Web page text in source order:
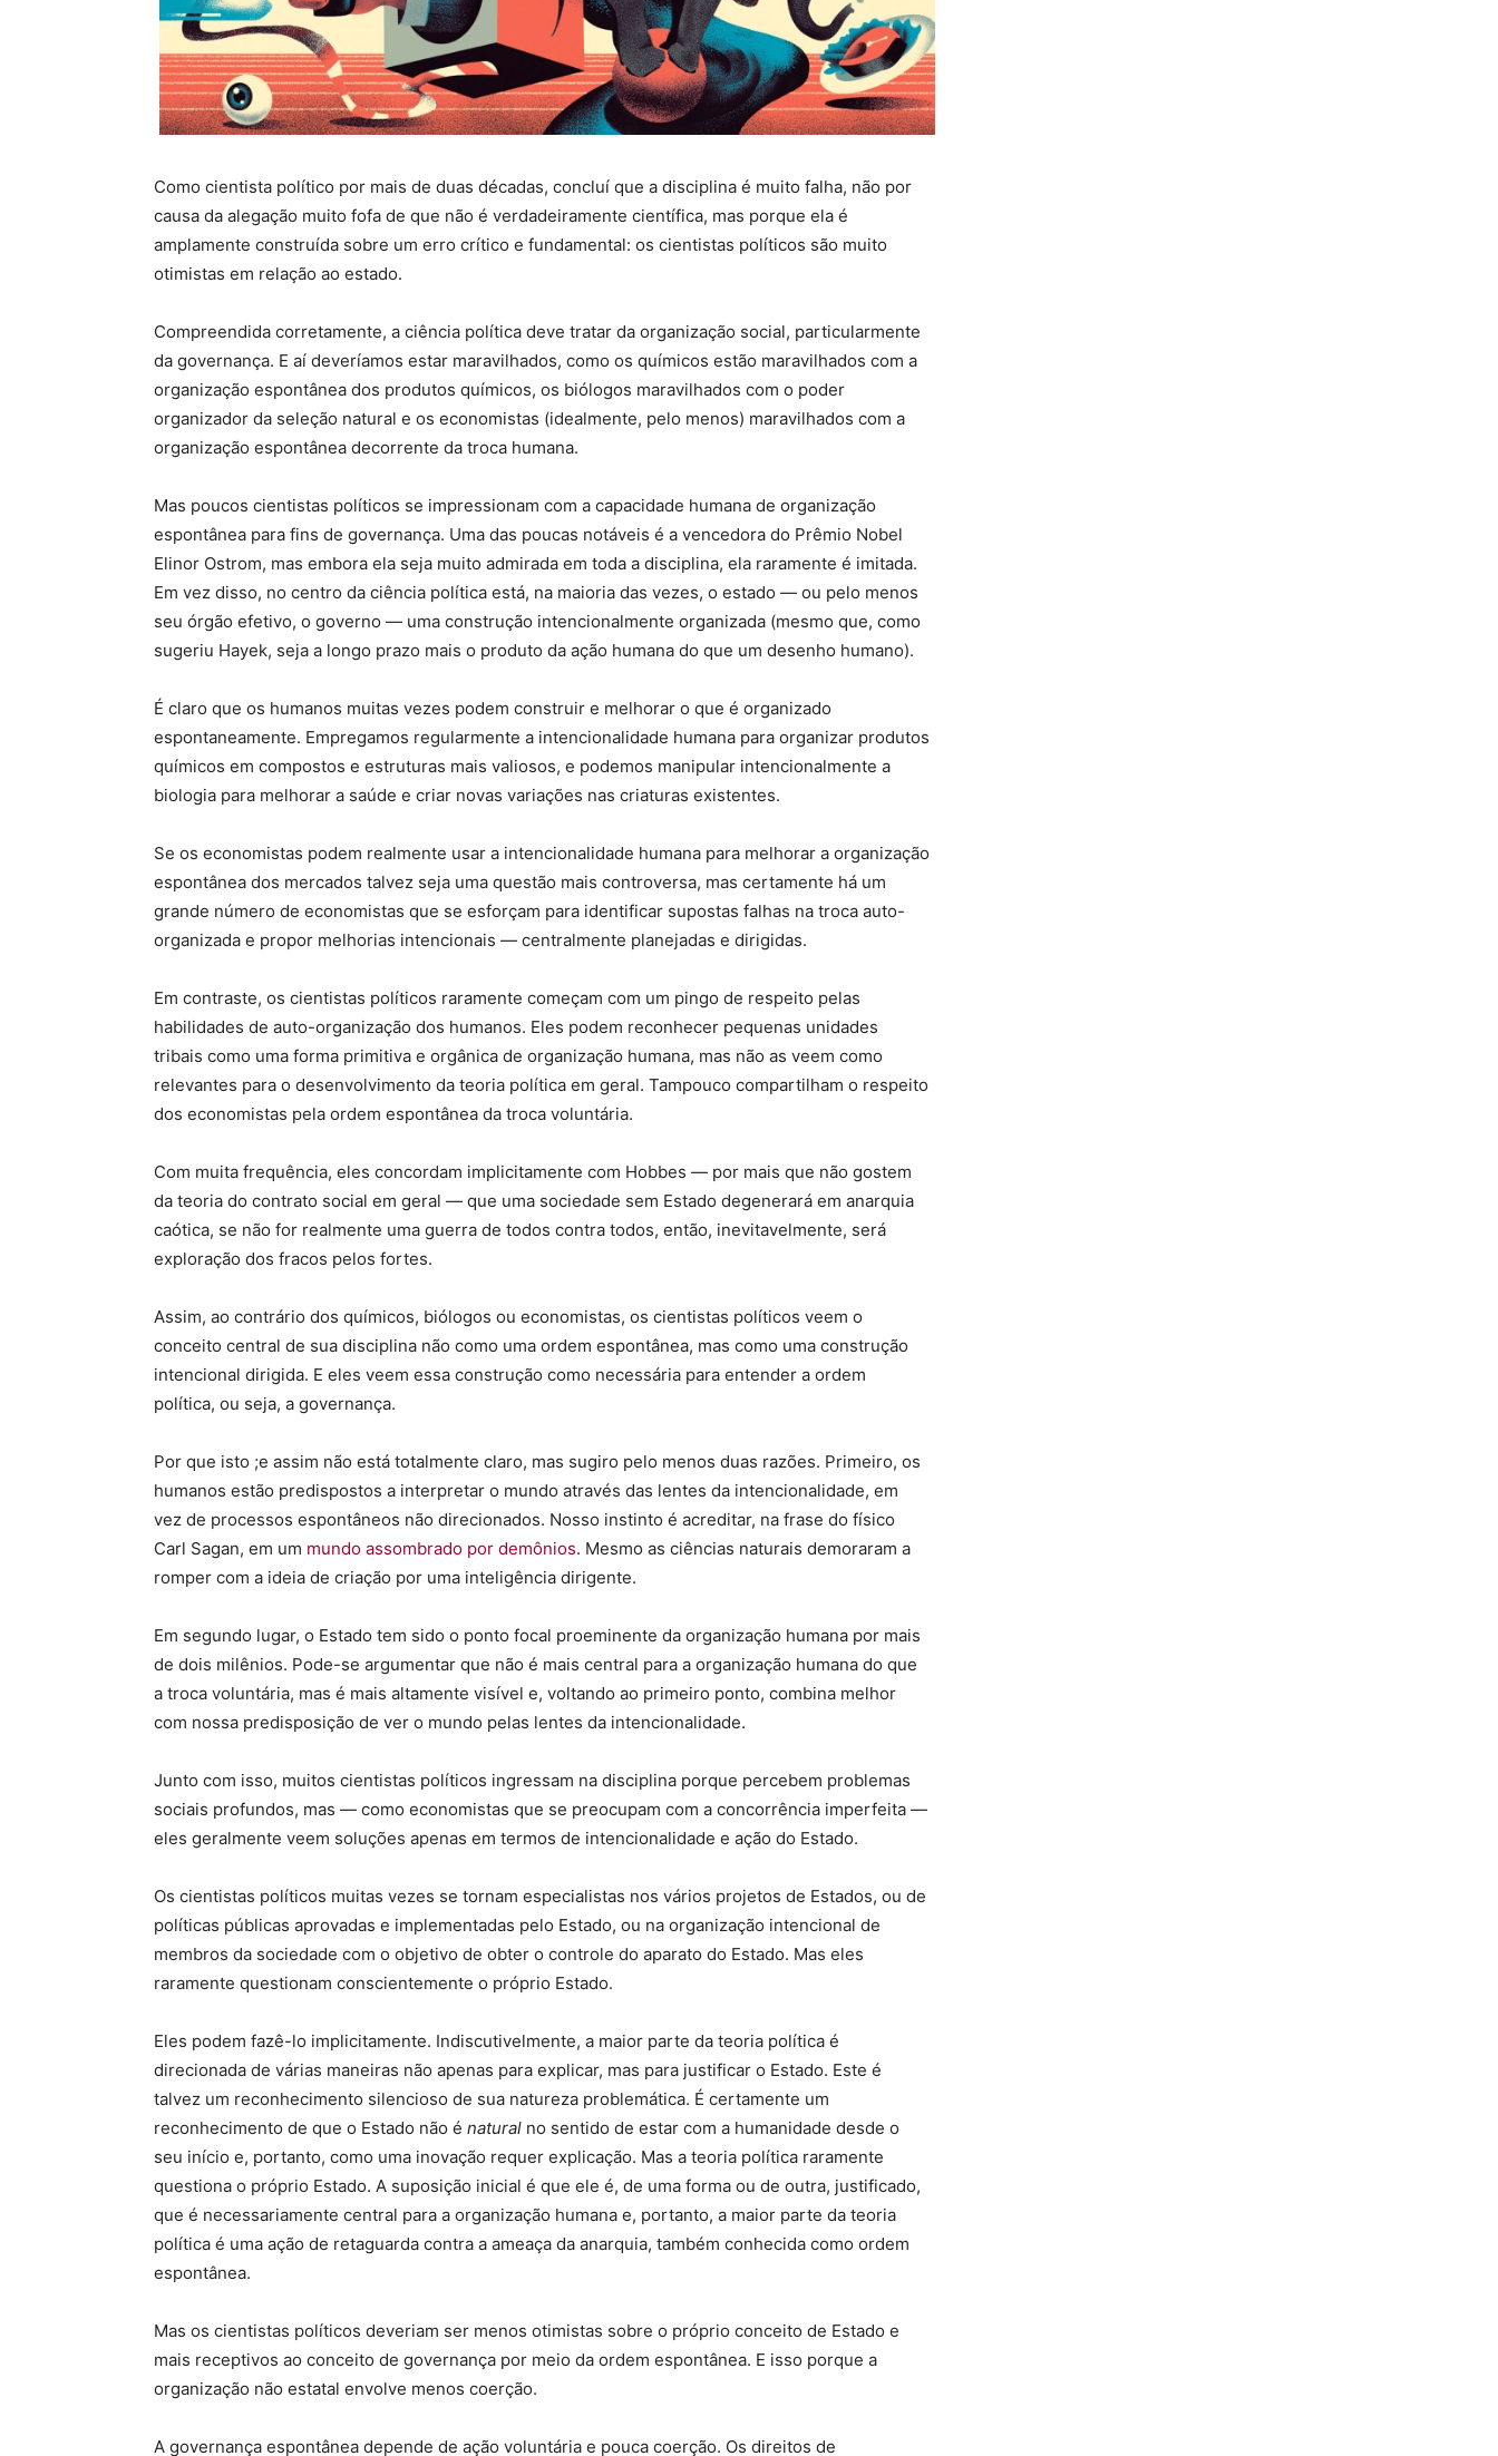
Como cientista político por mais de duas décadas, concluí que a disciplina é muito falha, não por
causa da alegação muito fofa de que não é verdadeiramente científica, mas porque ela é
amplamente construída sobre um erro crítico e fundamental: os cientistas políticos são muito
otimistas em relação ao estado.
Compreendida corretamente, a ciência política deve tratar da organização social, particularmente
da governança. E aí deveríamos estar maravilhados, como os químicos estão maravilhados com a
organização espontânea dos produtos químicos, os biólogos maravilhados com o poder
organizador da seleção natural e os economistas (idealmente, pelo menos) maravilhados com a
organização espontânea decorrente da troca humana.
Mas poucos cientistas políticos se impressionam com a capacidade humana de organização
espontânea para fins de governança. Uma das poucas notáveis ​​é a vencedora do Prêmio Nobel
Elinor Ostrom, mas embora ela seja muito admirada em toda a disciplina, ela raramente é imitada.
Em vez disso, no centro da ciência política está, na maioria das vezes, o estado — ou pelo menos
seu órgão efetivo, o governo — uma construção intencionalmente organizada (mesmo que, como
sugeriu Hayek, seja a longo prazo mais o produto da ação humana do que um desenho humano).
É claro que os humanos muitas vezes podem construir e melhorar o que é organizado
espontaneamente. Empregamos regularmente a intencionalidade humana para organizar produtos
químicos em compostos e estruturas mais valiosos, e podemos manipular intencionalmente a
biologia para melhorar a saúde e criar novas variações nas criaturas existentes.
Se os economistas podem realmente usar a intencionalidade humana para melhorar a organização
espontânea dos mercados talvez seja uma questão mais controversa, mas certamente há um
grande número de economistas que se esforçam para identificar supostas falhas na troca auto-
organizada e propor melhorias intencionais — centralmente planejadas e dirigidas.
Em contraste, os cientistas políticos raramente começam com um pingo de respeito pelas
habilidades de auto-organização dos humanos. Eles podem reconhecer pequenas unidades
tribais como uma forma primitiva e orgânica de organização humana, mas não as veem como
relevantes para o desenvolvimento da teoria política em geral. Tampouco compartilham o respeito
dos economistas pela ordem espontânea da troca voluntária.
Com muita frequência, eles concordam implicitamente com Hobbes — por mais que não gostem
da teoria do contrato social em geral — que uma sociedade sem Estado degenerará em anarquia
caótica, se não for realmente uma guerra de todos contra todos, então, inevitavelmente, será
exploração dos fracos pelos fortes.
Assim, ao contrário dos químicos, biólogos ou economistas, os cientistas políticos veem o
conceito central de sua disciplina não como uma ordem espontânea, mas como uma construção
intencional dirigida. E eles veem essa construção como necessária para entender a ordem
política, ou seja, a governança.
Por que isto ;e assim não está totalmente claro, mas sugiro pelo menos duas razões. Primeiro, os
humanos estão predispostos a interpretar o mundo através das lentes da intencionalidade, em
vez de processos espontâneos não direcionados. Nosso instinto é acreditar, na frase do físico
Carl Sagan, em um mundo assombrado por demônios. Mesmo as ciências naturais demoraram a
romper com a ideia de criação por uma inteligência dirigente.
Em segundo lugar, o Estado tem sido o ponto focal proeminente da organização humana por mais
de dois milênios. Pode-se argumentar que não é mais central para a organização humana do que
a troca voluntária, mas é mais altamente visível e, voltando ao primeiro ponto, combina melhor
com nossa predisposição de ver o mundo pelas lentes da intencionalidade.
Junto com isso, muitos cientistas políticos ingressam na disciplina porque percebem problemas
sociais profundos, mas — como economistas que se preocupam com a concorrência imperfeita —
eles geralmente veem soluções apenas em termos de intencionalidade e ação do Estado.
Os cientistas políticos muitas vezes se tornam especialistas nos vários projetos de Estados, ou de
políticas públicas aprovadas e implementadas pelo Estado, ou na organização intencional de
membros da sociedade com o objetivo de obter o controle do aparato do Estado. Mas eles
raramente questionam conscientemente o próprio Estado.
Eles podem fazê-lo implicitamente. Indiscutivelmente, a maior parte da teoria política é
direcionada de várias maneiras não apenas para explicar, mas para justificar o Estado. Este é
talvez um reconhecimento silencioso de sua natureza problemática. É certamente um
reconhecimento de que o Estado não é natural no sentido de estar com a humanidade desde o
seu início e, portanto, como uma inovação requer explicação. Mas a teoria política raramente
questiona o próprio Estado. A suposição inicial é que ele é, de uma forma ou de outra, justificado,
que é necessariamente central para a organização humana e, portanto, a maior parte da teoria
política é uma ação de retaguarda contra a ameaça da anarquia, também conhecida como ordem
espontânea.
Mas os cientistas políticos deveriam ser menos otimistas sobre o próprio conceito de Estado e
mais receptivos ao conceito de governança por meio da ordem espontânea. E isso porque a
organização não estatal envolve menos coerção.
A governança espontânea depende de ação voluntária e pouca coerção. Os direitos de